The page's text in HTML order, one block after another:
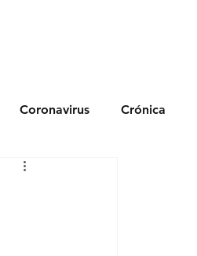
Coronavirus Crónica